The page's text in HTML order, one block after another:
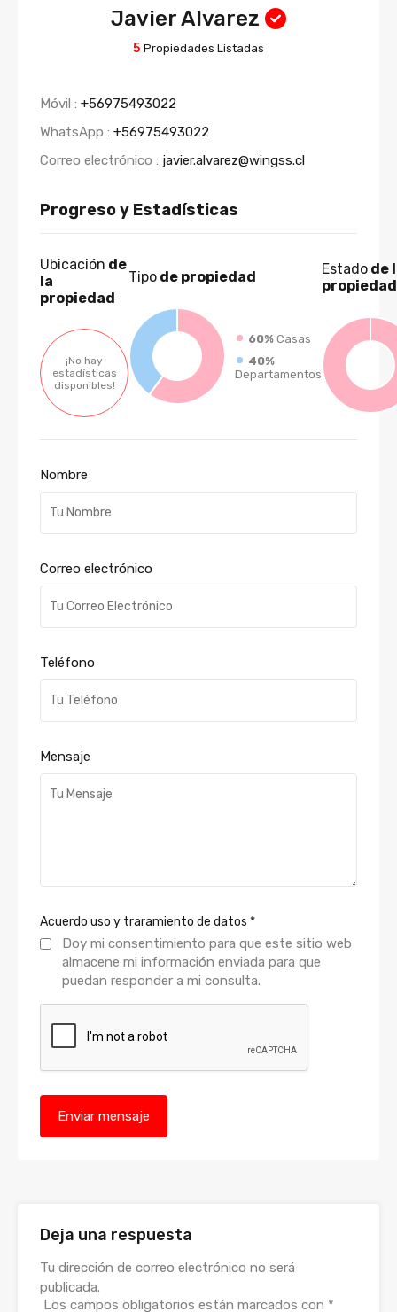
Javier Alvarez
5 Propiedades Listadas
Móvil : +56975493022
WhatsApp : +56975493022
Correo electrónico : javier.alvarez@wingss.cl
Progreso y Estadísticas
Ubicación de
la
propiedad
¡No hay
estadísticas
disponibles!
Tipo de propiedad
60% Casas
40%
Departamentos
Estado de
propiedad
Nombre
Correo electrónico
Teléfono
Mensaje
Acuerdo uso y traramiento de datos *
Doy mi consentimiento para que este sitio web
almacene mi información enviada para que
puedan responder a mi consulta.
Deja una respuesta
Tu dirección de correo electrónico no será
publicada.
Los campos obligatorios están marcados con *